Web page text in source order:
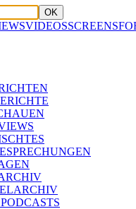
OK
VIDEOSSCREENS